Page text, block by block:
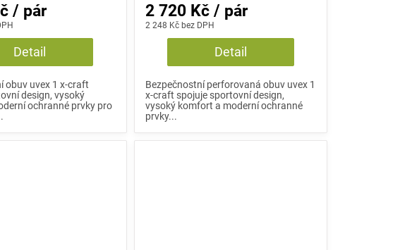
/ pár
Detail
obuv uvex 1 x-craft
design, vysoký
ochranné prvky pro
2 248 Kč bez DPH
2 720 Kč / pár
Detail
Bezpečnostní perforovaná obuv uvex 1
x-craft spojuje sportovní design,
vysoký komfort a moderní ochranné
prvky...